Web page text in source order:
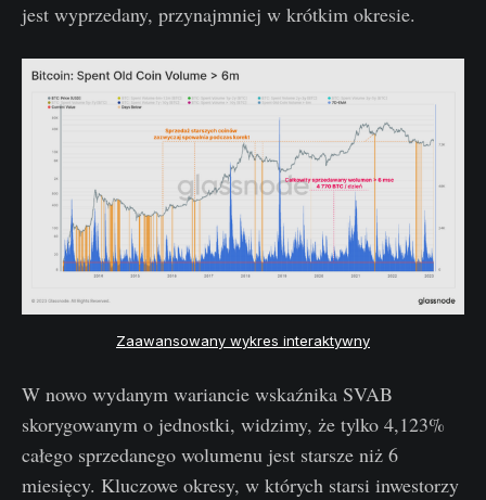
jest wyprzedany, przynajmniej w krótkim okresie.
Zaawansowany wykres interaktywny
W nowo wydanym wariancie wskaźnika SVAB
skorygowanym o jednostki, widzimy, że tylko 4,123%
całego sprzedanego wolumenu jest starsze niż 6
miesięcy. Kluczowe okresy, w których starsi inwestorzy